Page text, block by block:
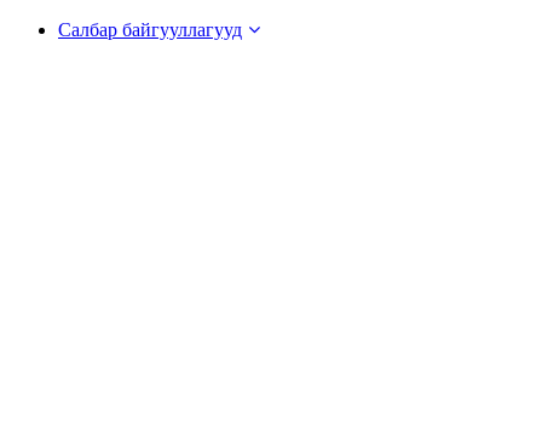
Салбар байгууллагууд